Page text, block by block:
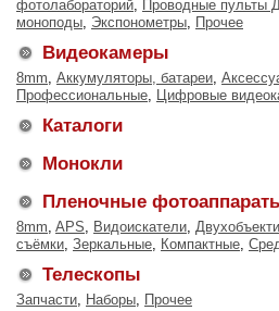
фотолабораторий, Проводные пульты
моноподы, Экспонометры, Прочее
Видеокамеры
8mm, Аккумуляторы, батареи,
Профессиональные, Цифровые
Каталоги
Монокли
Пленочные
8mm, APS, Видоискатели,
съёмки, Зеркальные, Компактные,
Телескопы
Запчасти, Наборы, Прочее